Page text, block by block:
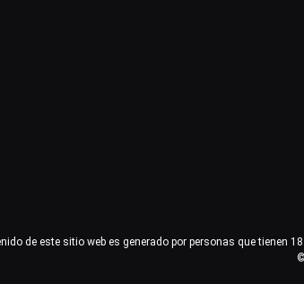
de este sitio web es generado por personas que tienen